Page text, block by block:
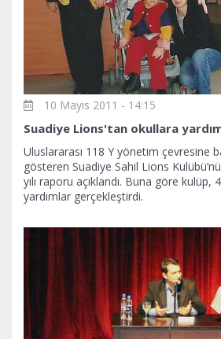
10 Mayıs 2011 - 14:15
Suadiye Lions'tan okullara
Uluslararası 118 Y yönetim çevresine
gösteren Suadiye Sahil Lions
yılı raporu açıklandı. Buna göre kulüp,
yardımlar gerçekleştirdi.